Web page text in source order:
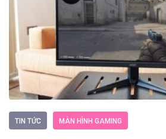
TIN TỨC MÀN HÌNH GAMING